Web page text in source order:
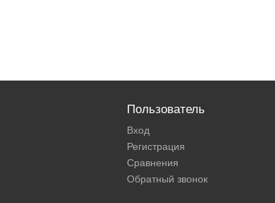
Пользователь
Вход
Регистрация
Сравнения
Обратный звонок